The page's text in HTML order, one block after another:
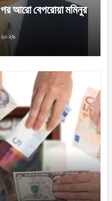
আরো বেপরোয়া মমিনুর